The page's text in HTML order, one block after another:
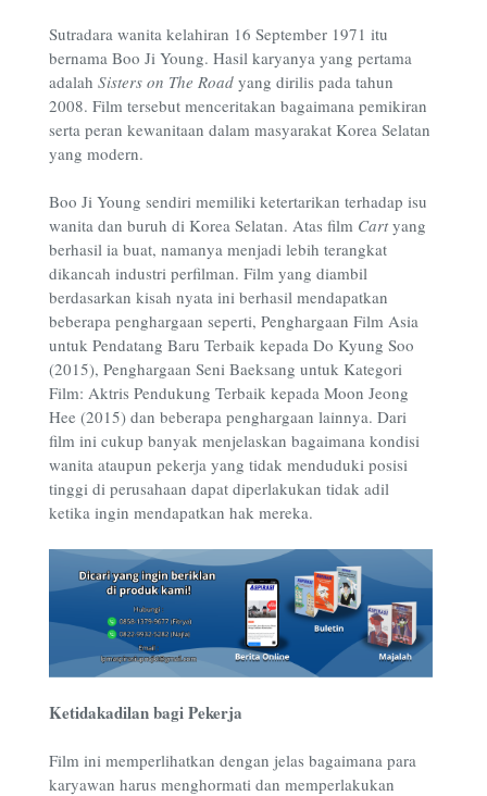
Sutradara wanita kelahiran 16 September 1971 itu
bernama Boo Ji Young. Hasil karyanya yang pertama
adalah Sisters on The Road yang dirilis pada tahun
2008. Film tersebut menceritakan bagaimana pemikiran
serta peran kewanitaan dalam masyarakat Korea Selatan
yang modern.
Boo Ji Young sendiri memiliki ketertarikan terhadap isu
wanita dan buruh di Korea Selatan. Atas film Cartyang
berhasil ia buat, namanya menjadi lebih terangkat
dikancah industri perfilman. Film yang diambil
berdasarkan kisah nyata ini berhasil mendapatkan
beberapa penghargaan seperti, Penghargaan Film Asia
untuk Pendatang Baru Terbaik kepada Do Kyung Soo
(2015), Penghargaan Seni Baeksang untuk Kategori
Film: Aktris Pendukung Terbaik kepada Moon Jeong
Hee (2015) dan beberapa penghargaan lainnya. Dari
film ini cukup banyak menjelaskan bagaimana kondisi
wanita ataupun pekerja yang tidak menduduki posisi
tinggi di perusahaan dapat diperlakukan tidak adil
ketika ingin mendapatkan hak mereka.
Ketidakadilan bagi Pekerja
Film ini memperlihatkan dengan jelas bagaimana para
karyawan harus menghormati dan memperlakukan